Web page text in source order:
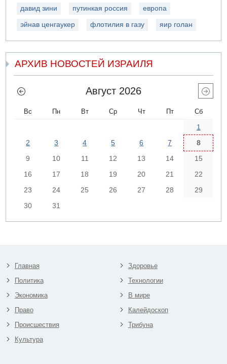
давид зини путинкая россия европа
эйнав ценгаукер флотилия в газу яир голан
АРХИВ НОВОСТЕЙ ИЗРАИЛЯ
Август 2026
Вс Пн Вт Ср Чт Пт Сб
1
2
3 4 5 6 7
8
9
10 11 12 13 14
15
16
17 18 19 20 21
22
23
24 25 26 27 28
29
30
31
Главная
Политика
Экономика
Право
Происшествия
Культура
Здоровье
Технологии
В мире
Калейдоскоп
Трибуна